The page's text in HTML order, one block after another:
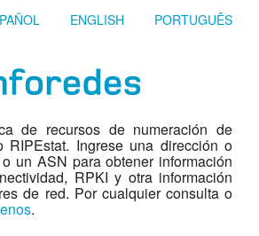
ENGLISH PORTUGUÊS
de recursos de numeración de
RIPEstat. Ingrese una dirección o
un ASN para obtener información
RPKI y otra información
de red. Por cualquier consulta o
.